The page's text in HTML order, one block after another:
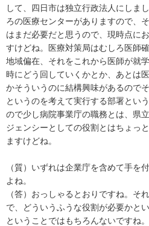
して、四日市は独立行政法人にしま
ろの医療センターがありますので、
はまだ必要だと思うので、現時点に
すけどね。医療対策局はむしろ医師
地域偏在、それをこれから医師が就
時にどう回していくかとか、あとは
かそういうのに結構興味があるので
というのを考えて実行する部署とい
ので少し病院事業庁の職務とは、県
ジェンシーとしての役割とはちょっ
ますけどね。
（質）いずれは企業庁を含めて手を
よね。
（答）おっしゃるとおりですね。そ
で、どういうふうな役割が必要かと
ということではもちろんないですね